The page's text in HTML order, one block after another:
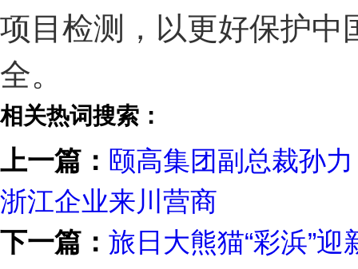
项目检测，以更好保护中
全。
相关热词搜索：
上一篇： 颐高集团副总裁孙
浙江企业来川营商
下一篇： 旅日大熊猫“彩浜”